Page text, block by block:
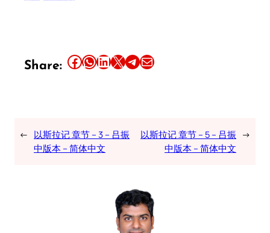
Share: Share this article on Facebook Share this article on WhatsApp Share this article on LinkedIn Share this article on X Share this article on TelegramEmail this Article
← 以斯拉记 章节 – 3 – 吕振
中版本 – 简体中文
以斯拉记 章节 – 5 – 吕振
中版本 – 简体中文
→